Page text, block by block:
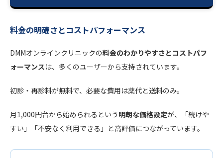
料金の明確さとコストパフォーマンス
DMMオンラインクリニックの料金のわかりやすさとコストパフ
ォーマンスは、多くのユーザーから支持されています。
初診・再診料が無料で、必要な費用は薬代と送料のみ。
月1,000円台から始められるという 明朗な価格設定が、「続けや
すい」「不安なく利用できる」と高評価につながっています。